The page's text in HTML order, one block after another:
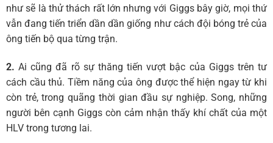
như sẽ là thử thách rất lớn nhưng với Giggs bây giờ, mọi thứ
vẫn đang tiến triển dần dần giống như cách đội bóng trẻ của
ông tiến bộ qua từng trận.
2.Ai cũng đã rõ sự thăng tiến vượt bậc của Giggs trên tư
cách cầu thủ. Tiềm năng của ông được thể hiện ngay từ khi
còn trẻ, trong quãng thời gian đầu sự nghiệp. Song, những
người bên cạnh Giggs còn cảm nhận thấy khí chất của một
HLV trong tương lai.